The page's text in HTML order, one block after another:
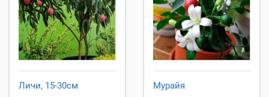
Личи, 15-30см Мурайя